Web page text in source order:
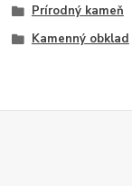
Prírodný kameň
Kamenný obklad